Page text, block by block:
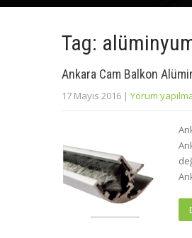
Tag:
Ankara Cam Balkon
17 Mayıs 2016 | Yorum